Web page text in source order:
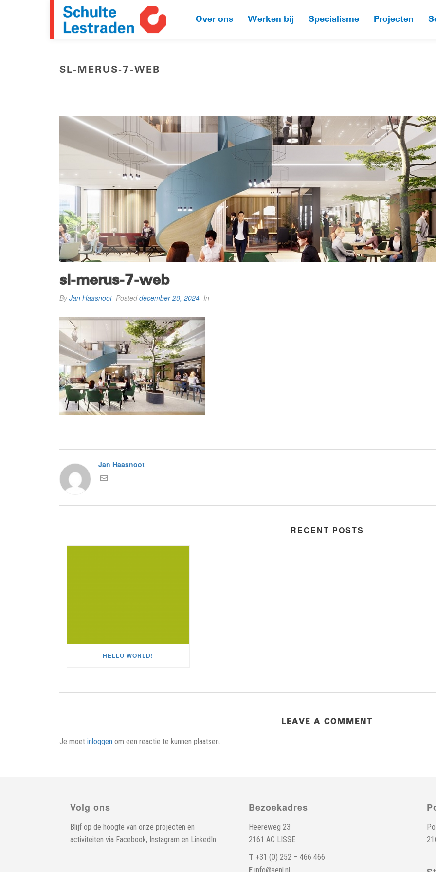
Over ons Werken bij Specialisme Projecten
SL-MERUS-7-WEB
sl-merus-7-web
ByJan Haasnoot Posteddecember 20, 2024 In
Jan Haasnoot
RECENT POSTS
HELLO WORLD!
LEAVE A COMMENT
Je moet inloggen om een reactie te kunnen plaatsen.
Volg ons
Blijf op de hoogte van onze projecten en
activiteiten via Facebook, Instagram en LinkedIn
Bezoekadres
Heereweg 23
2161 AC LISSE
T +31 (0) 252 – 466 466
Einfo@senl.nl